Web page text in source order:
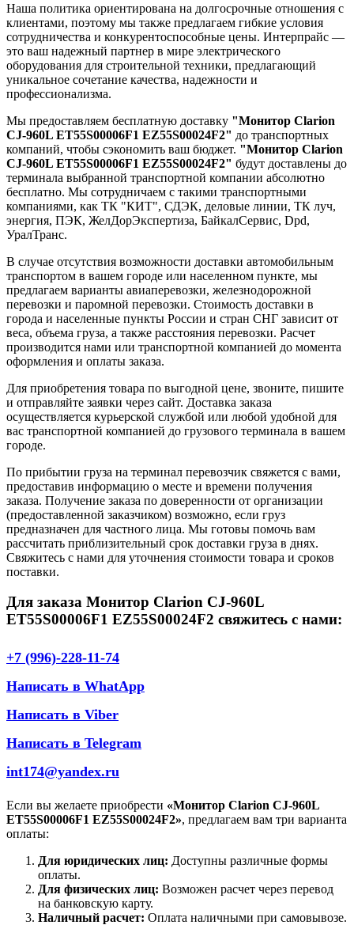
Наша политика ориентирована на долгосрочные отношения с
клиентами, поэтому мы также предлагаем гибкие условия
сотрудничества и конкурентоспособные цены. Интерпрайс —
это ваш надежный партнер в мире электрического
оборудования для строительной техники, предлагающий
уникальное сочетание качества, надежности и
профессионализма.
Мы предоставляем бесплатную доставку "Монитор Clarion
CJ-960L ET55S00006F1 EZ55S00024F2" до транспортных
компаний, чтобы сэкономить ваш бюджет. "Монитор Clarion
CJ-960L ET55S00006F1 EZ55S00024F2" будут доставлены до
терминала выбранной транспортной компании абсолютно
бесплатно. Мы сотрудничаем с такими транспортными
компаниями, как ТК "КИТ", СДЭК, деловые линии, ТК луч,
энергия, ПЭК, ЖелДорЭкспертиза, БайкалСервис, Dpd,
УралТранс.
В случае отсутствия возможности доставки автомобильным
транспортом в вашем городе или населенном пункте, мы
предлагаем варианты авиаперевозки, железнодорожной
перевозки и паромной перевозки. Стоимость доставки в
города и населенные пункты России и стран СНГ зависит от
веса, объема груза, а также расстояния перевозки. Расчет
производится нами или транспортной компанией до момента
оформления и оплаты заказа.
Для приобретения товара по выгодной цене, звоните, пишите
и отправляйте заявки через сайт. Доставка заказа
осуществляется курьерской службой или любой удобной для
вас транспортной компанией до грузового терминала в вашем
городе.
По прибытии груза на терминал перевозчик свяжется с вами,
предоставив информацию о месте и времени получения
заказа. Получение заказа по доверенности от организации
(предоставленной заказчиком) возможно, если груз
предназначен для частного лица. Мы готовы помочь вам
рассчитать приблизительный срок доставки груза в днях.
Свяжитесь с нами для уточнения стоимости товара и сроков
поставки.
Для заказа Монитор Clarion CJ-960L
ET55S00006F1 EZ55S00024F2 свяжитесь с нами:
+7 (996)-228-11-74
Написать в WhatApp
Написать в Viber
Написать в Telegram
int174@yandex.ru
Если вы желаете приобрести «Монитор Clarion CJ-960L
ET55S00006F1 EZ55S00024F2», предлагаем вам три варианта
оплаты:
Для юридических лиц: Доступны различные формы
оплаты.
Для физических лиц: Возможен расчет через перевод
на банковскую карту.
Наличный расчет: Оплата наличными при самовывозе.